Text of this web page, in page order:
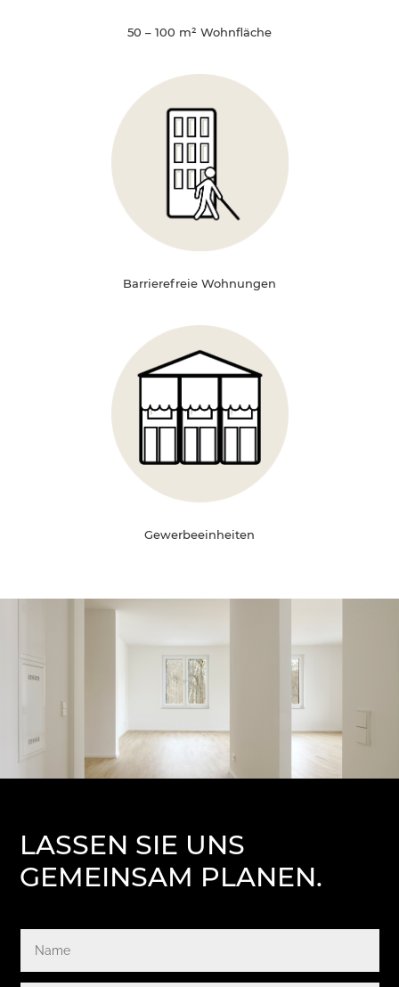
50 – 100 m² Wohnfläche
Barrierefreie Wohnungen
Gewerbeeinheiten
LASSEN SIE UNS
GEMEINSAM PLANEN.